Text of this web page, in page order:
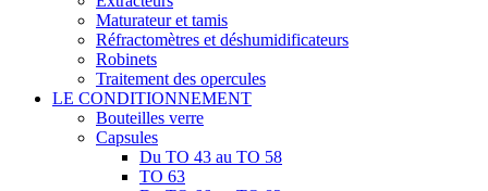
Maturateur et tamis
Réfractomètres et déshumidificateurs
Robinets
Traitement des opercules
LE CONDITIONNEMENT
Bouteilles verre
Capsules
Du TO 43 au TO 58
TO 63